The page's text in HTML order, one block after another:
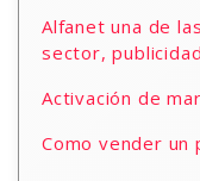
Alfanet una de
sector,
Activación de
Como vender